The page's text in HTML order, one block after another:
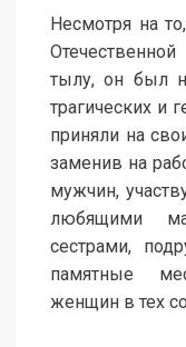
Несмотря на
тылу, он был
трагических и
приняли на
заменив на
мужчин,
любящими
сестрами,
памятные
женщин в тех